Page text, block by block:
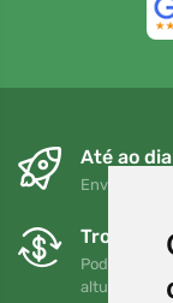
Até ao
Envio
Trocas e
Pode
altura no